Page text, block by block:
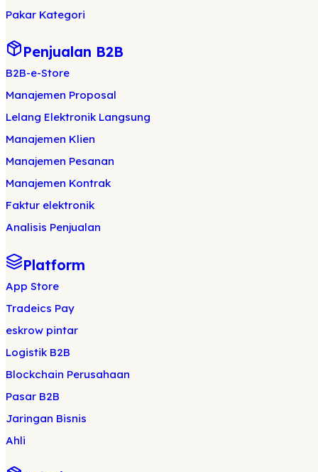
Pakar Kategori
Penjualan B2B
B2B-e-Store
Manajemen Proposal
Lelang Elektronik Langsung
Manajemen Klien
Manajemen Pesanan
Manajemen Kontrak
Faktur elektronik
Analisis Penjualan
Platform
App Store
Tradeics Pay
eskrow pintar
Logistik B2B
Blockchain Perusahaan
Pasar B2B
Jaringan Bisnis
Ahli